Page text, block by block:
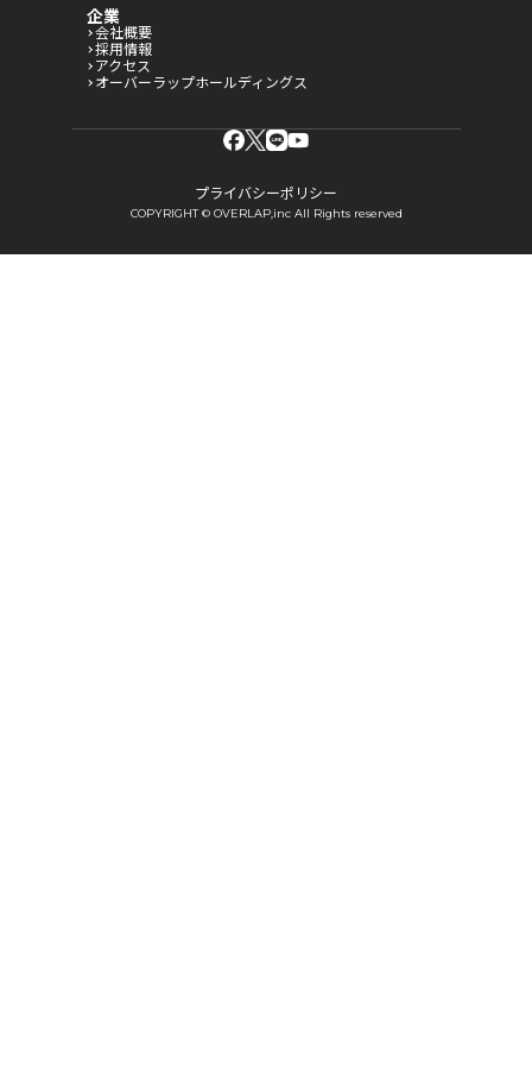
企業
会社概要
採用情報
アクセス
オーバーラップホールディングス
プライバシーポリシー
COPYRIGHT © OVERLAP,inc All Rights reserved